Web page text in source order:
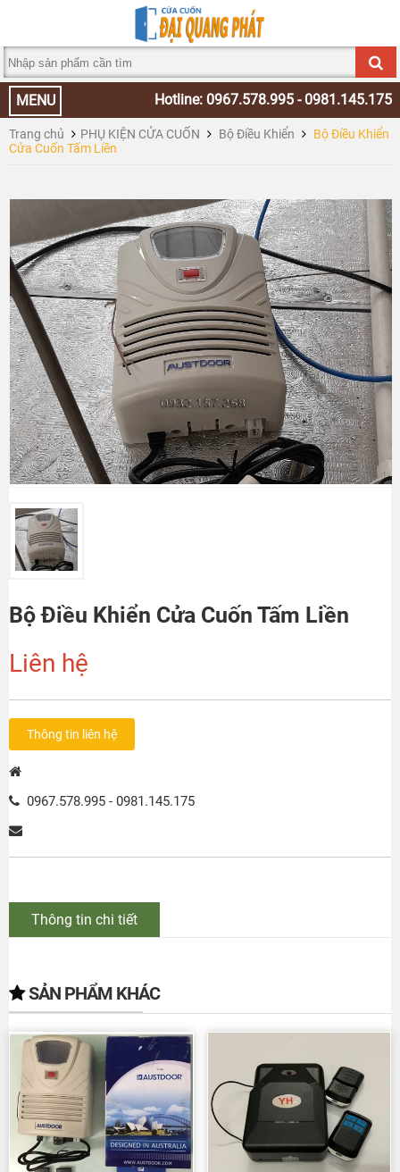
MENU Hotline: 0967.578.995 - 0981.145.175
Trang chủ PHỤ KIỆN CỬA CUỐN Bộ Điều Khiển
Bộ Điều Khiển
Cửa Cuốn Tấm Liền
Bộ Điều Khiển Cửa Cuốn Tấm Liền
Liên hệ
Thông tin liên hệ
0967.578.995 - 0981.145.175
Thông tin chi tiết
SẢN PHẨM KHÁC